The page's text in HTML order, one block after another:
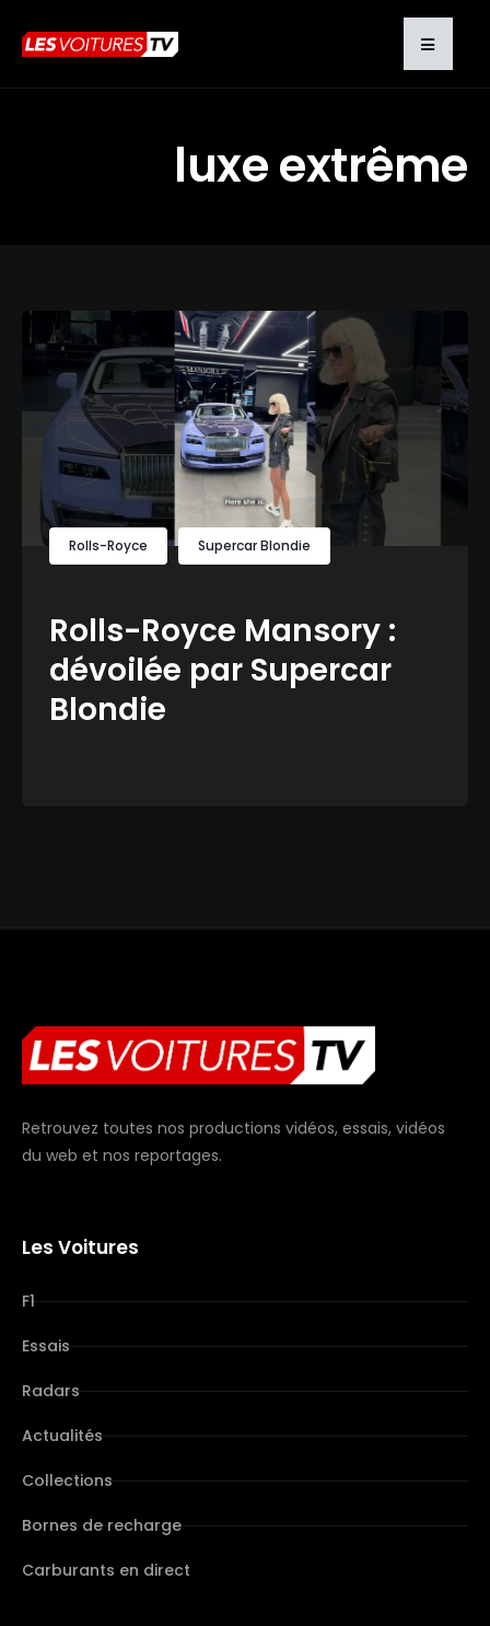
luxe extrême
Rolls-Royce Supercar Blondie
Rolls-Royce Mansory :
dévoilée par Supercar
Blondie
Retrouvez toutes nos productions vidéos, essais, vidéos
du web et nos reportages.
Les Voitures
F1
Essais
Radars
Actualités
Collections
Bornes de recharge
Carburants en direct